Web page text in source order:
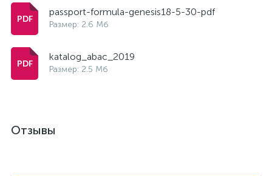
passport-formula-genesis18-5-30-pdf
Размер: 2.6 Мб
katalog_abac_2019
Размер: 2.5 Мб
Отзывы